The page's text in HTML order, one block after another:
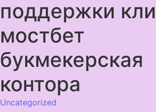
поддержки
мостбет
букмекерская
контора
Uncategorized